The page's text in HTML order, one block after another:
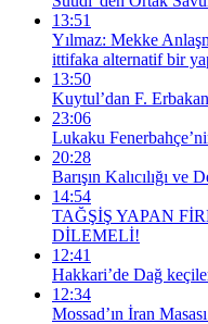
13:51
Yılmaz: Mekke
ittifaka alternatif bir
13:50
Kuytul’dan F.
23:06
Lukaku
20:28
Barışın Kalıcılığı ve
14:54
TAĞŞİŞ YAPAN
DİLEMELİ!
12:41
Hakkari’de Dağ
12:34
Mossad’ın İran